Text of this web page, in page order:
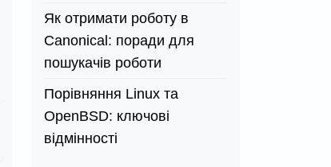
Як отримати роботу в
Canonical: поради для
пошукачів роботи
Порівняння Linux та
OpenBSD: ключові
відмінності